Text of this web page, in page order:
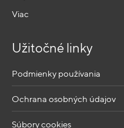
Viac
Užitočné linky
Podmienky používania
Ochrana osobných údajov
Súbory cookies